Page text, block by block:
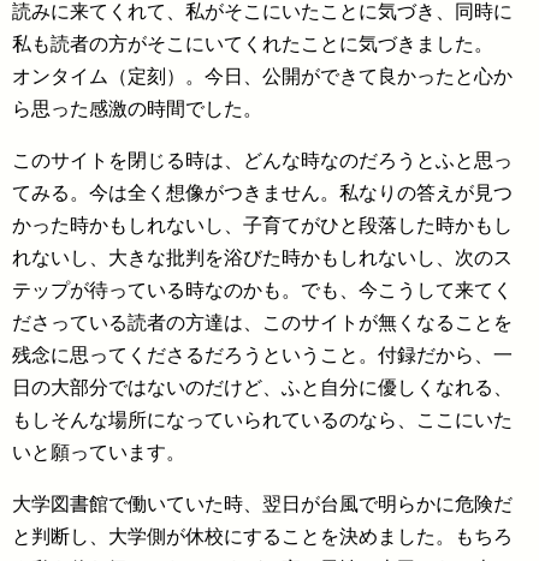
読みに来てくれて、私がそこにいたことに気づき、同時に
私も読者の方がそこにいてくれたことに気づきました。
オンタイム（定刻）。今日、公開ができて良かったと心か
ら思った感激の時間でした。
このサイトを閉じる時は、どんな時なのだろうとふと思っ
てみる。今は全く想像がつきません。私なりの答えが見つ
かった時かもしれないし、子育てがひと段落した時かもし
れないし、大きな批判を浴びた時かもしれないし、次のス
テップが待っている時なのかも。でも、今こうして来てく
ださっている読者の方達は、このサイトが無くなることを
残念に思ってくださるだろうということ。付録だから、一
日の大部分ではないのだけど、ふと自分に優しくなれる、
もしそんな場所になっていられているのなら、ここにいた
いと願っています。
大学図書館で働いていた時、翌日が台風で明らかに危険だ
と判断し、大学側が休校にすることを決めました。もちろ